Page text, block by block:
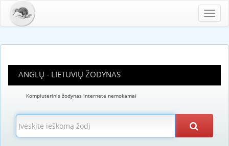
ANGLŲ - LIETUVIŲ ŽODYNAS
Kompiuterinis žodynas internete nemokamai